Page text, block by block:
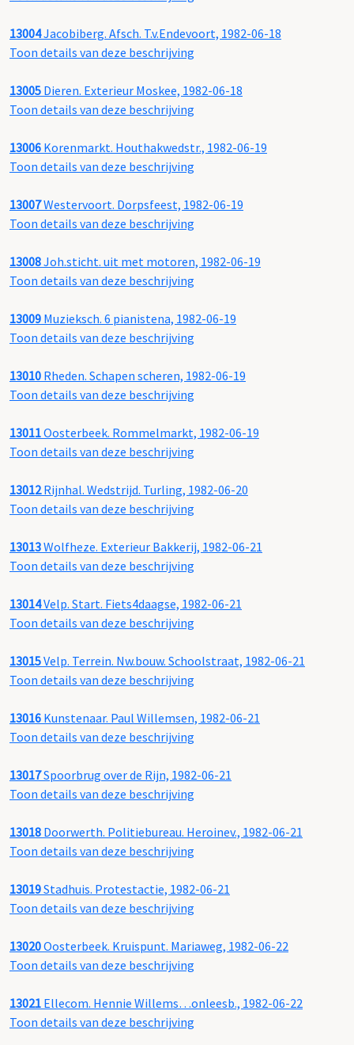
13004Jacobiberg. Afsch. T.v.Endevoort, 1982-06-18
Toon details van deze beschrijving
13005 Dieren. Exterieur Moskee, 1982-06-18
Toon details van deze beschrijving
13006 Korenmarkt. Houthakwedstr., 1982-06-19
Toon details van deze beschrijving
13007Westervoort. Dorpsfeest, 1982-06-19
Toon details van deze beschrijving
13008Joh.sticht. uit met motoren, 1982-06-19
Toon details van deze beschrijving
13009 Muzieksch. 6 pianistena, 1982-06-19
Toon details van deze beschrijving
13010 Rheden. Schapen scheren, 1982-06-19
Toon details van deze beschrijving
13011Oosterbeek. Rommelmarkt, 1982-06-19
Toon details van deze beschrijving
13012Rijnhal. Wedstrijd. Turling, 1982-06-20
Toon details van deze beschrijving
13013Wolfheze. Exterieur Bakkerij, 1982-06-21
Toon details van deze beschrijving
13014Velp. Start. Fiets4daagse, 1982-06-21
Toon details van deze beschrijving
13015Velp. Terrein. Nw.bouw. Schoolstraat, 1982-06-21
Toon details van deze beschrijving
13016 Kunstenaar. Paul Willemsen, 1982-06-21
Toon details van deze beschrijving
13017Spoorbrug over de Rijn, 1982-06-21
Toon details van deze beschrijving
13018 Doorwerth. Politiebureau. Heroinev., 1982-06-21
Toon details van deze beschrijving
13019Stadhuis. Protestactie, 1982-06-21
Toon details van deze beschrijving
13020Oosterbeek. Kruispunt. Mariaweg, 1982-06-22
Toon details van deze beschrijving
13021 Ellecom. Hennie Willems…onleesb., 1982-06-22
Toon details van deze beschrijving